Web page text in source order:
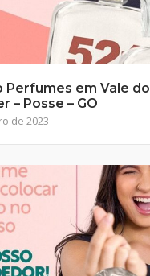
em Vale do
– Posse – GO
de 2023